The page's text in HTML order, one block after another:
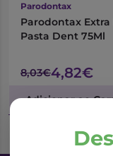
Parodontax
Parodontax Extra
Pasta Dent 75Ml
8,03€4,82€
Adicionar ao